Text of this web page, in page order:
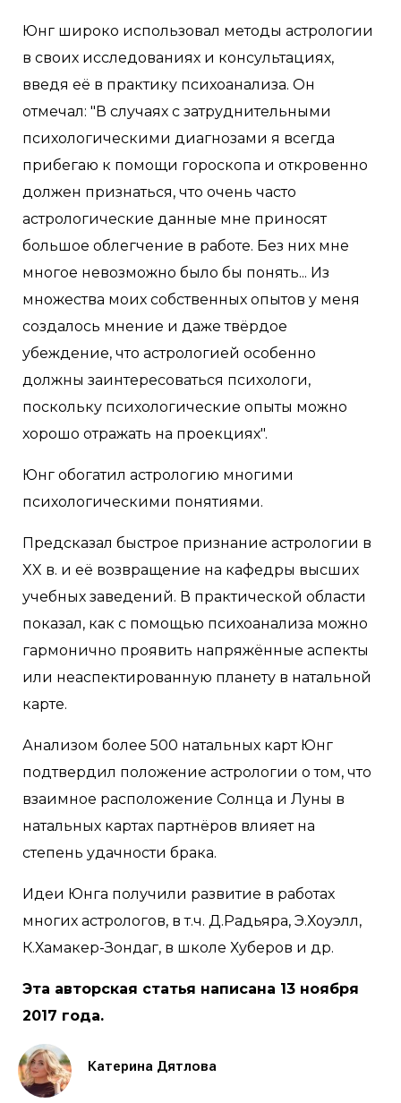
Юнг широко использовал методы астрологии
в своих исследованиях и консультациях,
введя её в практику психоанализа. Он
отмечал: "В случаях с затруднительными
психологическими диагнозами я всегда
прибегаю к помощи гороскопа и откровенно
должен признаться, что очень часто
астрологические данные мне приносят
большое облегчение в работе. Без них мне
многое невозможно было бы понять... Из
множества моих собственных опытов у меня
создалось мнение и даже твёрдое
убеждение, что астрологией особенно
должны заинтересоваться психологи,
поскольку психологические опыты можно
хорошо отражать на проекциях".
Юнг обогатил астрологию многими
психологическими понятиями.
Предсказал быстрое признание астрологии в
XX в. и её возвращение на кафедры высших
учебных заведений. В практической области
показал, как с помощью психоанализа можно
гармонично проявить напряжённые аспекты
или неаспектированную планету в натальной
карте.
Анализом более 500 натальных карт Юнг
подтвердил положение астрологии о том, что
взаимное расположение Солнца и Луны в
натальных картах партнёров влияет на
степень удачности брака.
Идеи Юнга получили развитие в работах
многих астрологов, в т.ч. Д.Радьяра, Э.Хоуэлл,
К.Хамакер-Зондаг, в школе Хуберов и др.
Эта авторская статья написана 13 ноября
2017 года.
Катерина Дятлова